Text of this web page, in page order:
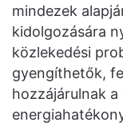
mindezek
kidolgozására
közlekedési
gyengíthetők,
hozzájárulnak a